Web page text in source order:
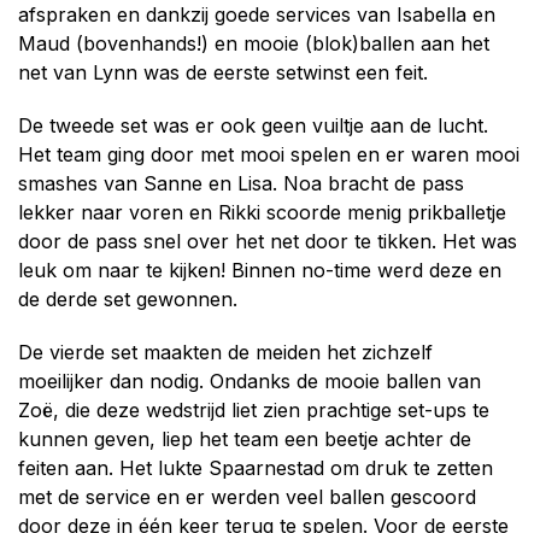
afspraken en dankzij goede services van Isabella en
Maud (bovenhands!) en mooie (blok)ballen aan het
net van Lynn was de eerste setwinst een feit.
De tweede set was er ook geen vuiltje aan de lucht.
Het team ging door met mooi spelen en er waren mooi
smashes van Sanne en Lisa. Noa bracht de pass
lekker naar voren en Rikki scoorde menig prikballetje
door de pass snel over het net door te tikken. Het was
leuk om naar te kijken! Binnen no-time werd deze en
de derde set gewonnen.
De vierde set maakten de meiden het zichzelf
moeilijker dan nodig. Ondanks de mooie ballen van
Zoë, die deze wedstrijd liet zien prachtige set-ups te
kunnen geven, liep het team een beetje achter de
feiten aan. Het lukte Spaarnestad om druk te zetten
met de service en er werden veel ballen gescoord
door deze in één keer terug te spelen. Voor de eerste